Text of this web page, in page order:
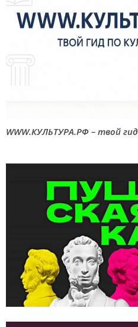
WWW.КУЛЬТУРА.РФ – твой